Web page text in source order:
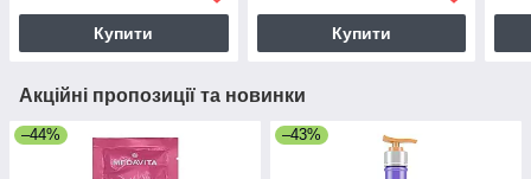
Купити Купити
Акційні пропозиції та новинки
–44% –43%